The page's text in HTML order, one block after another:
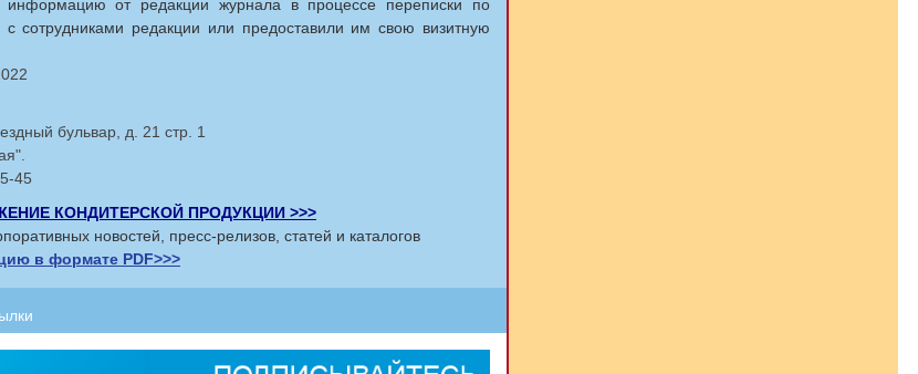
информацию от редакции журнала в процессе переписки по
с сотрудниками редакции или предоставили им свою визитную
бульвар, д. 21 стр. 1
45
КОНДИТЕРСКОЙ ПРОДУКЦИИ >>>
новостей, пресс-релизов, статей и каталогов
в формате PDF>>>